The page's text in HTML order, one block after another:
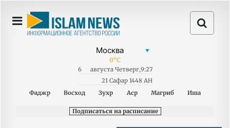
0°C
6 августа Четверг,9:27
21 Сафар 1448 AH
Фаджр
Восход Зухр Аср Магриб Иша
Подписаться на расписание